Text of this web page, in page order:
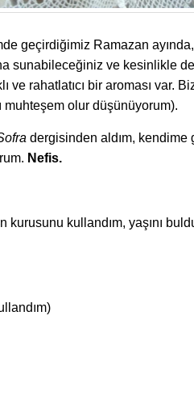
geçirdiğimiz Ramazan
sunabileceğiniz ve kesinlikle
ve rahatlatıcı bir aroması var.
muhteşem olur düşünüyorum).
dergisinden aldım, kendime
Nefis.
kurusunu kullandım, yaşını